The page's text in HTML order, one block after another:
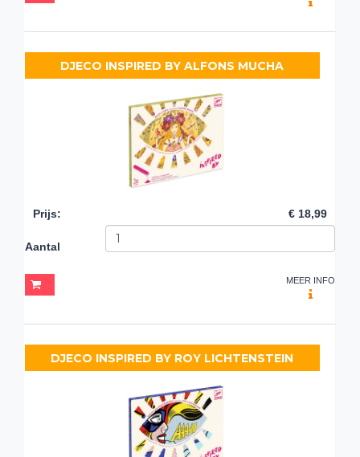
DJECO INSPIRED BY ALFONS MUCHA
Prijs: € 18,99
Aantal
MEER INFO
DJECO INSPIRED BY ROY LICHTENSTEIN